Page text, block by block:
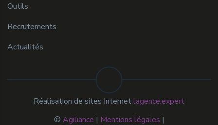
Outils
Recrutements
Actualités
© Agiliance | Mentions légales |
Réalisation de sites Internetlagence.expert